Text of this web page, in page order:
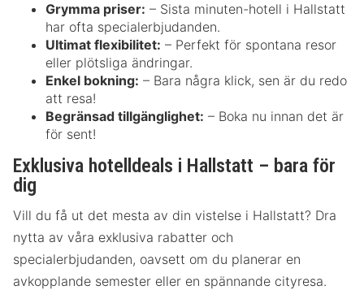
Grymma priser: – Sista minuten-hotell i Hallstatt
har ofta specialerbjudanden.
Ultimat flexibilitet: – Perfekt för spontana resor
eller plötsliga ändringar.
Enkel bokning: – Bara några klick, sen är du redo
att resa!
Begränsad tillgänglighet: – Boka nu innan det är
för sent!
Exklusiva hotelldeals i Hallstatt – bara för
dig
Vill du få ut det mesta av din vistelse i Hallstatt? Dra
nytta av våra exklusiva rabatter och
specialerbjudanden, oavsett om du planerar en
avkopplande semester eller en spännande cityresa.